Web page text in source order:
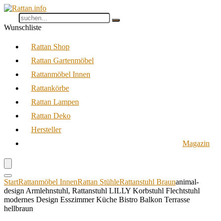
Wunschliste
Rattan Shop
Rattan Gartenmöbel
Rattanmöbel Innen
Rattankörbe
Rattan Lampen
Rattan Deko
Hersteller
Magazin
StartRattanmöbel InnenRattan StühleRattanstuhl Braunanimal-
design Armlehnstuhl, Rattanstuhl LILLY Korbstuhl Flechtstuhl
modernes Design Esszimmer Küche Bistro Balkon Terrasse
hellbraun